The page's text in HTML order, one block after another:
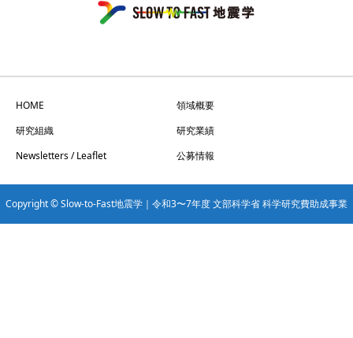
HOME
領域概要
研究組織
研究業績
Newsletters / Leaflet
公募情報
Copyright © Slow-to-Fast地震学｜令和3〜7年度 文部科学省 科学研究費助成事業